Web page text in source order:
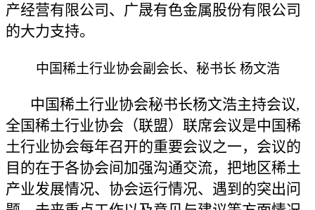
产经营有限公司、广晟有色金属股份有限公司
的大力支持。
中国稀土行业协会副会长、秘书长 杨文浩
中国稀土行业协会秘书长杨文浩主持会议,
全国稀土行业协会（联盟）联席会议是中国稀
土行业协会每年召开的重要会议之一，会议的
目的在于各协会间加强沟通交流，把地区稀土
产业发展情况、协会运行情况、遇到的突出问